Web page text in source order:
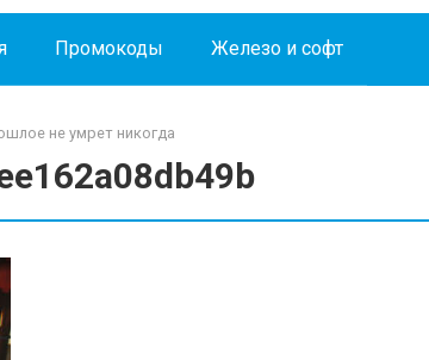
Промокоды Железо и софт
не умрет никогда